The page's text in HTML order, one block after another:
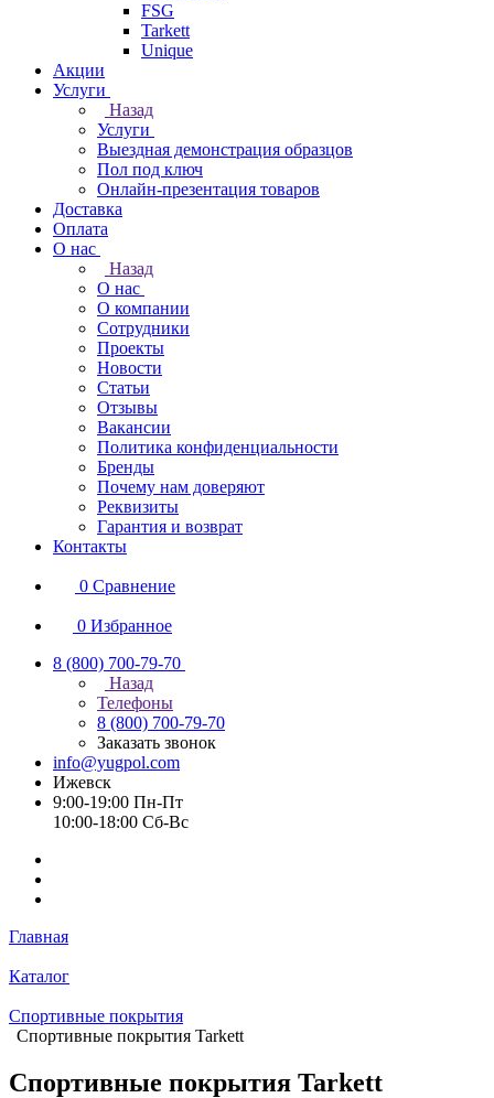
FSG
Tarkett
Unique
Акции
Услуги
Назад
Услуги
Выездная демонстрация образцов
Пол под ключ
Онлайн-презентация товаров
Доставка
Оплата
О нас
Назад
О нас
О компании
Сотрудники
Проекты
Новости
Статьи
Отзывы
Вакансии
Политика конфиденциальности
Бренды
Почему нам доверяют
Реквизиты
Гарантия и возврат
Контакты
0 Сравнение
0 Избранное
8 (800) 700-79-70
Назад
Телефоны
8 (800) 700-79-70
Заказать звонок
info@yugpol.com
Ижевск
9:00-19:00 Пн-Пт
10:00-18:00 Cб-Вс
Главная
Каталог
Спортивные покрытия
Спортивные покрытия Tarkett
Спортивные покрытия Tarkett